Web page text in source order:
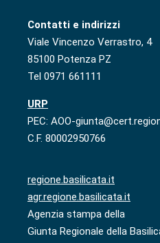
Contatti e indirizzi
Viale Vincenzo Verrastro, 4
85100 Potenza PZ
Tel 0971 661111
URP
PEC: AOO-
C.F. 80002950766
regione.basilicata.it
agr.regione.basilicata.it
Agenzia stampa della
Giunta Regionale della